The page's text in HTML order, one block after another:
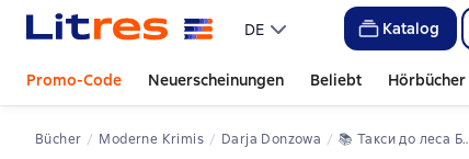
DE Katalog
Promo-Code Neuerscheinungen Beliebt Hörbücher
Bücher Moderne Krimis Darja Donzowa 📚 Такси до леса Берендея